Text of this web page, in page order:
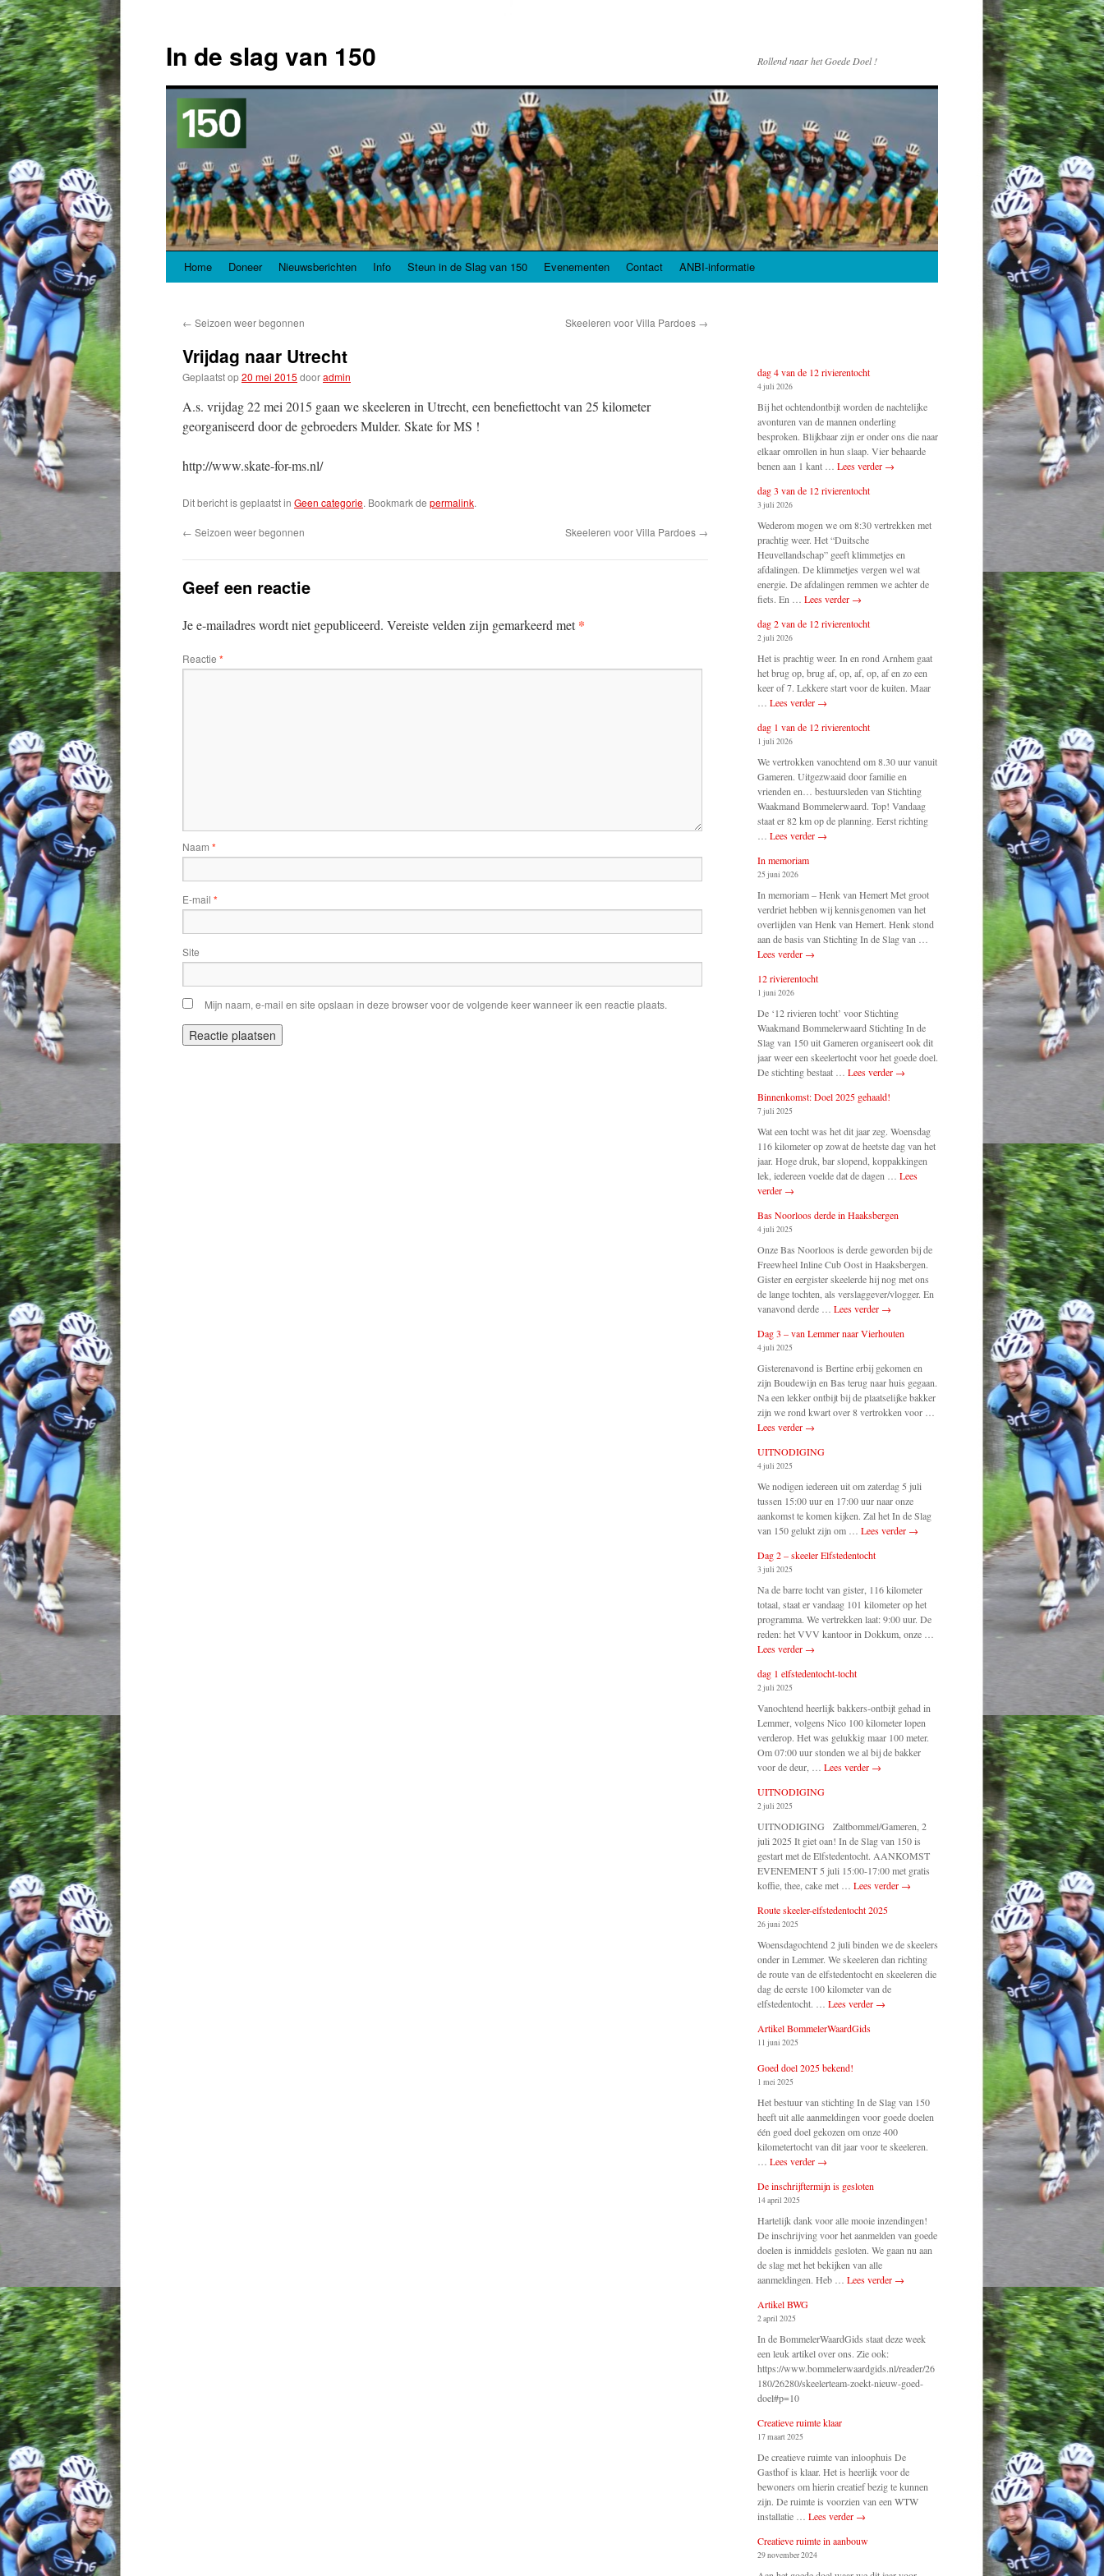
In de slag van 150 Rollend naar het Goede Doel !
Spring
inhoud
Home Doneer Nieuwsberichten Info Steun in de Slag van 150 Evenementen Contact ANBI-informatie
← Seizoen weer begonnen Skeeleren voor Villa Pardoes →
Vrijdag naar Utrecht
Geplaatst op20 mei 2015 dooradmin
A.s. vrijdag 22 mei 2015 gaan we skeeleren in Utrecht, een benefiettocht van 25 kilometer
georganiseerd door de gebroeders Mulder. Skate for MS !
http://www.skate-for-ms.nl/
Dit bericht is geplaatst in Geen categorie. Bookmark de permalink.
← Seizoen weer begonnen Skeeleren voor Villa Pardoes →
Geef een reactie
Je e-mailadres wordt niet gepubliceerd. Vereiste velden zijn gemarkeerd met*
Reactie *
Naam *
E-mail *
Site
Mijn naam, e-mail en site opslaan in deze browser voor de volgende keer wanneer ik een reactie plaats.
dag 4 van de 12 rivierentocht
4 juli 2026
Bij het ochtendontbijt worden de nachtelijke
avonturen van de mannen onderling
besproken. Blijkbaar zijn er onder ons die naar
elkaar omrollen in hun slaap. Vier behaarde
benen aan 1 kant … Lees verder →
dag 3 van de 12 rivierentocht
3 juli 2026
Wederom mogen we om 8:30 vertrekken met
prachtig weer. Het “Duitsche
Heuvellandschap” geeft klimmetjes en
afdalingen. De klimmetjes vergen wel wat
energie. De afdalingen remmen we achter de
fiets. En … Lees verder →
dag 2 van de 12 rivierentocht
2 juli 2026
Het is prachtig weer. In en rond Arnhem gaat
het brug op, brug af, op, af, op, af en zo een
keer of 7. Lekkere start voor de kuiten. Maar
Lees verder →
dag 1 van de 12 rivierentocht
1 juli 2026
We vertrokken vanochtend om 8.30 uur vanuit
Gameren. Uitgezwaaid door familie en
vrienden en… bestuursleden van Stichting
Waakmand Bommelerwaard. Top! Vandaag
staat er 82 km op de planning. Eerst richting
Lees verder →
In memoriam
25 juni 2026
In memoriam – Henk van Hemert Met groot
verdriet hebben wij kennisgenomen van het
overlijden van Henk van Hemert. Henk stond
aan de basis van Stichting In de Slag van …
Lees verder →
12 rivierentocht
1 juni 2026
De ‘12 rivieren tocht’ voor Stichting
Waakmand Bommelerwaard Stichting In de
Slag van 150 uit Gameren organiseert ook dit
jaar weer een skeelertocht voor het goede doel.
De stichting bestaat … Lees verder →
Binnenkomst: Doel 2025 gehaald!
7 juli 2025
Wat een tocht was het dit jaar zeg. Woensdag
116 kilometer op zowat de heetste dag van het
jaar. Hoge druk, bar slopend, koppakkingen
lek, iedereen voelde dat de dagen … Lees
verder →
Bas Noorloos derde in Haaksbergen
4 juli 2025
Onze Bas Noorloos is derde geworden bij de
Freewheel Inline Cub Oost in Haaksbergen.
Gister en eergister skeelerde hij nog met ons
de lange tochten, als verslaggever/vlogger. En
vanavond derde … Lees verder →
Dag 3 – van Lemmer naar Vierhouten
4 juli 2025
Gisterenavond is Bertine erbij gekomen en
zijn Boudewijn en Bas terug naar huis gegaan.
Na een lekker ontbijt bij de plaatselijke bakker
zijn we rond kwart over 8 vertrokken voor …
Lees verder →
UITNODIGING
4 juli 2025
We nodigen iedereen uit om zaterdag 5 juli
tussen 15:00 uur en 17:00 uur naar onze
aankomst te komen kijken. Zal het In de Slag
van 150 gelukt zijn om … Lees verder →
Dag 2 – skeeler Elfstedentocht
3 juli 2025
Na de barre tocht van gister, 116 kilometer
totaal, staat er vandaag 101 kilometer op het
programma. We vertrekken laat: 9:00 uur. De
reden: het VVV kantoor in Dokkum, onze …
Lees verder →
dag 1 elfstedentocht-tocht
2 juli 2025
Vanochtend heerlijk bakkers-ontbijt gehad in
Lemmer, volgens Nico 100 kilometer lopen
verderop. Het was gelukkig maar 100 meter.
Om 07:00 uur stonden we al bij de bakker
voor de deur, … Lees verder →
UITNODIGING
2 juli 2025
UITNODIGING Zaltbommel/Gameren, 2
juli 2025 It giet oan! In de Slag van 150 is
gestart met de Elfstedentocht. AANKOMST
EVENEMENT 5 juli 15:00-17:00 met gratis
koffie, thee, cake met … Lees verder →
Route skeeler-elfstedentocht 2025
26 juni 2025
Woensdagochtend 2 juli binden we de skeelers
onder in Lemmer. We skeeleren dan richting
de route van de elfstedentocht en skeeleren die
dag de eerste 100 kilometer van de
elfstedentocht. … Lees verder →
Artikel BommelerWaardGids
11 juni 2025
Goed doel 2025 bekend!
1 mei 2025
Het bestuur van stichting In de Slag van 150
heeft uit alle aanmeldingen voor goede doelen
één goed doel gekozen om onze 400
kilometertocht van dit jaar voor te skeeleren.
Lees verder →
De inschrijftermijn is gesloten
14 april 2025
Hartelijk dank voor alle mooie inzendingen!
De inschrijving voor het aanmelden van goede
doelen is inmiddels gesloten. We gaan nu aan
de slag met het bekijken van alle
aanmeldingen. Heb … Lees verder →
Artikel BWG
2 april 2025
In de BommelerWaardGids staat deze week
een leuk artikel over ons. Zie ook:
https://www.bommelerwaardgids.nl/reader/26
180/26280/skeelerteam-zoekt-nieuw-goed-
doel#p=10
Creatieve ruimte klaar
17 maart 2025
De creatieve ruimte van inloophuis De
Gasthof is klaar. Het is heerlijk voor de
bewoners om hierin creatief bezig te kunnen
zijn. De ruimte is voorzien van een WTW
installatie … Lees verder →
Creatieve ruimte in aanbouw
29 november 2024